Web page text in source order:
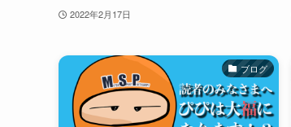
2022年2月17日
ブログ